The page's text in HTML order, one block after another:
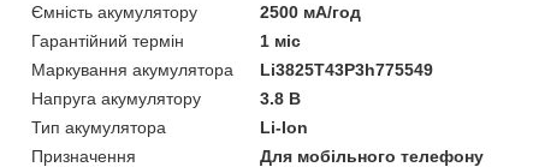
Ємність акумулятору
2500 мА/год
Гарантійний термін
1 міс
Маркування акумулятора
Li3825T43P3h775549
Напруга акумулятору
3.8 В
Тип акумулятора
Li-Ion
Призначення
Для мобільного телефону